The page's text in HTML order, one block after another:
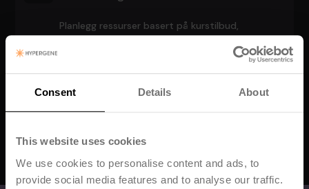
Consent Details About
This website uses cookies
We use cookies to personalise content and ads, to
provide social media features and to analyse our traffic.
Planlegg ressurser basert på kurstilbud,
prosjekter og ansatte - og følg opp resultatene.
Automatisert rapportering og KPIer
kvalitetssikrede data.